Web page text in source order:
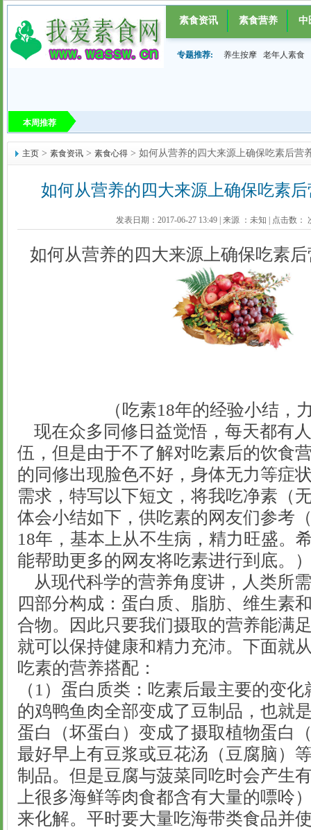
素食资讯 素食营养 中
专题推荐: 养生按摩 老年人素食
本周推荐
主页 > 素食资讯 > 素食心得 > 如何从营养的四大来源上确保吃素后营
如何从营养的四大来源上确保吃素
发表日期：2017-06-27 13:49 来源 ： 未知 点击数：
如何从营养的四大来源上确保吃素
（吃素18年的经验小结，力
现在众多同修日益觉悟，每天都有
伍，但是由于不了解对吃素后的饮食
的同修出现脸色不好，身体无力等症
需求，特写以下短文，将我吃净素（
体会小结如下，供吃素的网友们参考
18年，基本上从不生病，精力旺盛。
能帮助更多的网友将吃素进行到底。
从现代科学的营养角度讲，人类所
四部分构成：蛋白质、脂肪、维生素
合物。因此只要我们摄取的营养能满
就可以保持健康和精力充沛。下面就
吃素的营养搭配：
（1）蛋白质类：吃素后最主要的变
的鸡鸭鱼肉全部变成了豆制品，也就
蛋白（坏蛋白）变成了摄取植物蛋白
最好早上有豆浆或豆花汤（豆腐脑）
制品。但是豆腐与菠菜同吃时会产生
上很多海鲜等肉食都含有大量的嘌呤
来化解。平时要大量吃海带类食品并